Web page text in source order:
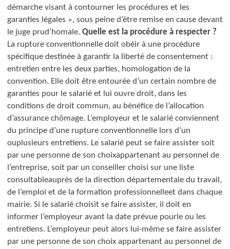
démarche visant à contourner les procédures et les
garanties légales », sous peine d’être remise en cause devant
le juge prud’homale. Quelle est la procédure à respecter ?
La rupture conventionnelle doit obéir à une procédure
spécifique destinée à garantir la liberté de consentement :
entretien entre les deux parties, homologation de la
convention. Elle doit être entourée d’un certain nombre de
garanties pour le salarié et lui ouvre droit, dans les
conditions de droit commun, au bénéfice de l’allocation
d’assurance chômage. L’employeur et le salarié conviennent
du principe d’une rupture conventionnelle lors d’un
ouplusieurs entretiens. Le salarié peut se faire assister soit
par une personne de son choixappartenant au personnel de
l’entreprise, soit par un conseiller choisi sur une liste
consultableauprès de la direction départementale du travail,
de l’emploi et de la formation professionnelleet dans chaque
mairie. Si le salarié choisit se faire assister, il doit en
informer l’employeur avant la date prévue pour le ou les
entretiens. L’employeur peut alors lui-même se faire assister
par une personne de son choix appartenant au personnel de